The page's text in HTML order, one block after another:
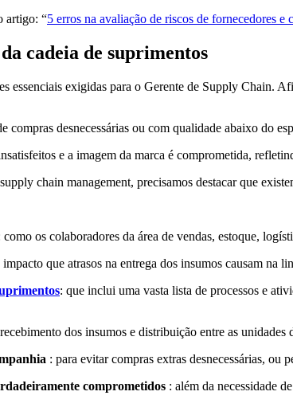
artigo: “5 erros na avaliação de riscos de fornecedores e
cadeia de suprimentos
essenciais exigidas para o Gerente de Supply Chain.
compras desnecessárias ou com qualidade abaixo do
e a imagem da marca é comprometida,
chain management, precisamos destacar que
como os colaboradores da área de vendas, estoque,
que atrasos na entrega dos insumos causam na
: que inclui uma vasta lista de processos e
dos insumos e distribuição entre as unidades
: para evitar compras extras desnecessárias, ou
comprometidos : além da necessidade